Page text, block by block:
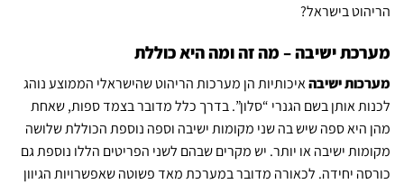
הריהוט בישראל?
מערכת ישיבה – מה זה ומה היא כוללת
מערכות ישיבהאיכותיות הן מערכות הריהוט שהישראלי הממוצע נוהג
לכנות אותן בשם הגנרי “סלון”. בדרך כלל מדובר בצמד ספות, שאחת
מהן היא ספה שיש בה שני מקומות ישיבה וספה נוספת הכוללת שלושה
מקומות ישיבה או יותר. יש מקרים שבהם לשני הפריטים הללו נוספת גם
כורסה יחידה. לכאורה מדובר במערכת מאד פשוטה שאפשרויות הגיוון